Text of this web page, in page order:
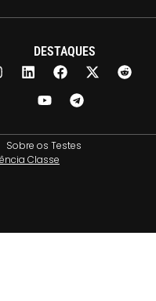
DESTAQUES
Sobre os Testes
Classe